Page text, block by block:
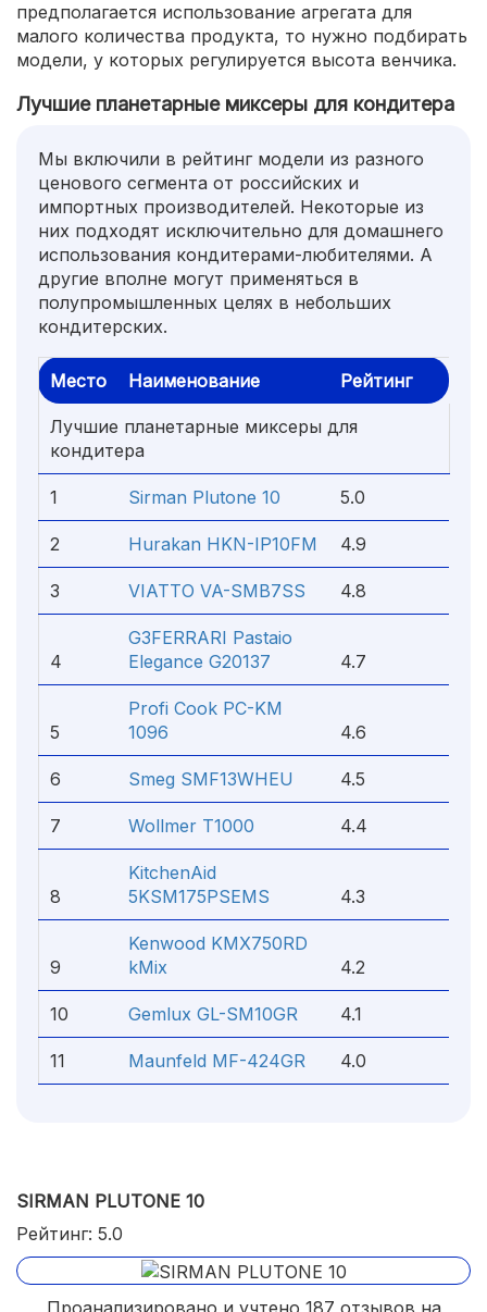
предполагается использование агрегата для
малого количества продукта, то нужно подбирать
модели, у которых регулируется высота венчика.
Лучшие планетарные миксеры для кондитера
Мы включили в рейтинг модели из разного
ценового сегмента от российских и
импортных производителей. Некоторые из
них подходят исключительно для домашнего
использования кондитерами-любителями. А
другие вполне могут применяться в
полупромышленных целях в небольших
кондитерских.
Место Наименование Рейтинг
Лучшие планетарные миксеры для
кондитера
1 Sirman Plutone 10 5.0
2 Hurakan HKN-IP10FM 4.9
3 VIATTO VA-SMB7SS 4.8
4
G3FERRARI Pastaio
Elegance G20137
4.7
5
Profi Cook PC-KM
1096
4.6
6 Smeg SMF13WHEU 4.5
7 Wollmer T1000 4.4
8
KitchenAid
5KSM175PSEMS
4.3
9
Kenwood KMX750RD
kMix
4.2
10 Gemlux GL-SM10GR 4.1
11 Maunfeld MF-424GR 4.0
SIRMAN PLUTONE 10
Рейтинг: 5.0
Проанализировано и учтено 187 отзывов на